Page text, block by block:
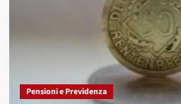
Pensioni e Previdenza